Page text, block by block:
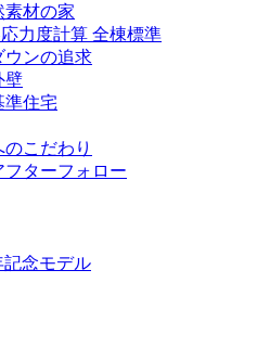
素材の家
力度計算 全棟標準
ウンの追求
壁
準住宅
こだわり
ターフォロー
記念モデル